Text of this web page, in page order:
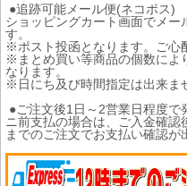
●追跡可能メール便(ネコポス)
ショッピングカート画面でメ
す。
※ポスト投函となります。ご心
※まとめ買い等商品の個数によ
なります。
※日にち及び時間指定は出来ま
●ご注文後1日～2営業日程度
ニ前支払の場合は、ご入金確
までのご注文でお支払い確認が